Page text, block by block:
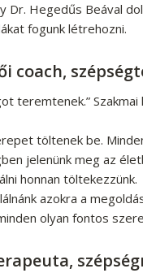
Dr. Hegedűs Beával
fogunk létrehozni.
coach,
teremtenek.”
töltenek be.
jelenünk meg az
honnan töltekezzünk.
azokra a
olyan fontos